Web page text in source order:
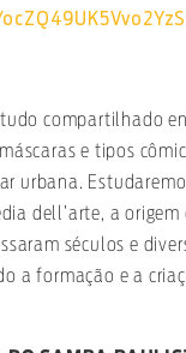
compartilhado
e tipos
urbana.
dell’arte, a
séculos e
a formação e a